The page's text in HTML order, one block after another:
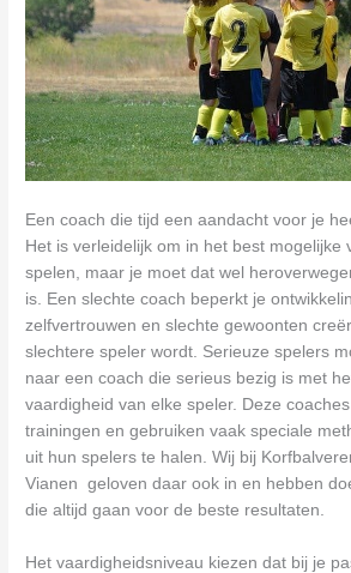
Een coach die tijd een aandacht voor je
Het is verleidelijk om in het best mogelijke
spelen, maar je moet dat wel
is. Een slechte coach beperkt je
zelfvertrouwen en slechte gewoonten
slechtere speler wordt. Serieuze spelers
naar een coach die serieus bezig is met
vaardigheid van elke speler. Deze
trainingen en gebruiken vaak speciale
uit hun spelers te halen. Wij bij
Vianen geloven daar ook in en hebben
die altijd gaan voor de beste resultaten.
Het vaardigheidsniveau kiezen dat bij je